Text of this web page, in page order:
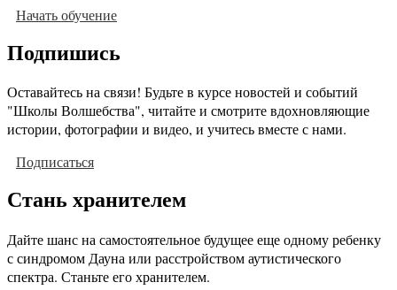
Начать обучение
Подпишись
Оставайтесь на связи! Будьте в курсе новостей и событий
"Школы Волшебства", читайте и смотрите вдохновляющие
истории, фотографии и видео, и учитесь вместе с нами.
Подписаться
Стань хранителем
Дайте шанс на самостоятельное будущее еще одному ребенку
с синдромом Дауна или расстройством аутистического
спектра. Станьте его хранителем.